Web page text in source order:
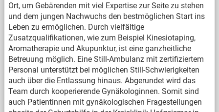
Ort, um Gebärenden mit viel Expertise zur Seite zu stehen
und dem jungen Nachwuchs den bestmöglichen Start ins
Leben zu ermöglichen. Durch vielfältige
Zusatzqualifikationen, wie zum Beispiel Kinesiotaping,
Aromatherapie und Akupunktur, ist eine ganzheitliche
Betreuung möglich. Eine Still-Ambulanz mit zertifiziertem
Personal unterstützt bei möglichen Still-Schwierigkeiten
auch über die Entlassung hinaus. Abgerundet wird das
Team durch kooperierende Gynäkologinnen. Somit sind
auch Patientinnen mit gynäkologischen Fragestellungen